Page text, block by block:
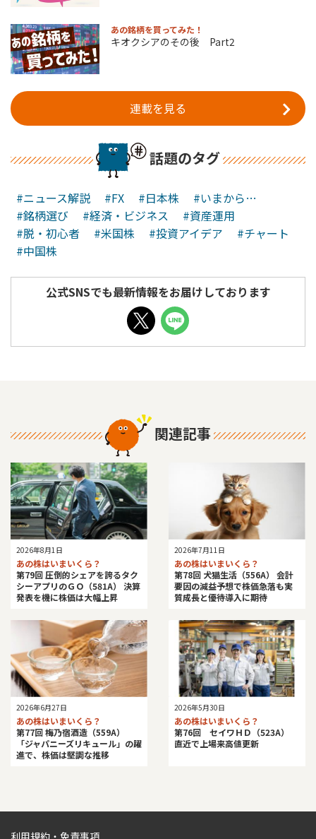
あの銘柄を買ってみた！
キオクシアのその後 Part2
連載を見る
話題のタグ
#ニュース解説 #FX #日本株
#いまから…
#銘柄選び
#経済・ビジネス
#資産運用
#脱・初心者
#米国株 #投資アイデア
#チャート
#中国株
公式SNSでも最新情報をお届けしております
関連記事
2026年8月1日
あの株はいまいくら？
第79回 圧倒的シェアを誇るタク
シーアプリのＧＯ（581A） 決算
発表を機に株価は大幅上昇
2026年7月11日
あの株はいまいくら？
第78回 犬猫生活（556A） 会計
要因の減益予想で株価急落も実
質成長と優待導入に期待
2026年6月27日
あの株はいまいくら？
第77回 梅乃宿酒造（559A）
「ジャパニーズリキュール」の躍
進で、株価は堅調な推移
2026年5月30日
あの株はいまいくら？
第76回 セイワＨＤ（523A）
直近で上場来高値更新